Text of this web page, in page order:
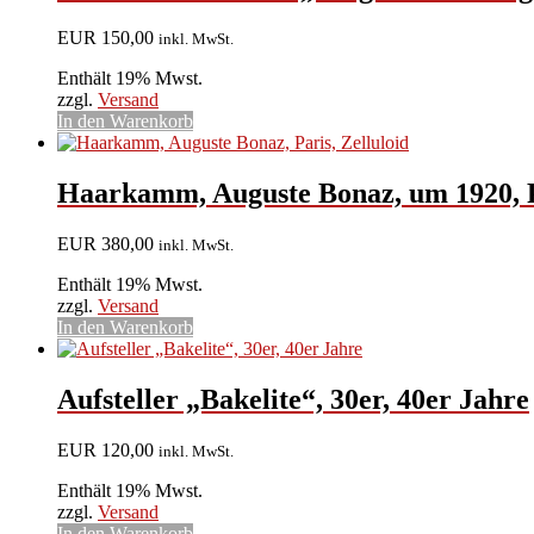
EUR 150,00 inkl. MwSt.
Enthält 19% Mwst.
zzgl. Versand
In den Warenkorb
Haarkamm, Auguste Bonaz, um 1920,
EUR 380,00 inkl. MwSt.
Enthält 19% Mwst.
zzgl. Versand
In den Warenkorb
Aufsteller „Bakelite“, 30er, 40er Jahre
EUR 120,00 inkl. MwSt.
Enthält 19% Mwst.
zzgl. Versand